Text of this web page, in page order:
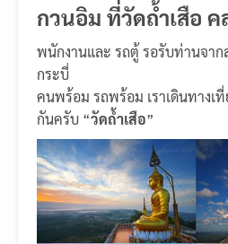
กวนอิม ที่วัดถ้ำเสือ ค
พนักงานและ รถตู้ รอรับท่านจา
กระบี่
คนพร้อม รถพร้อม เราเดินทางเ
กันครับ “วัดถ้ำเสือ”